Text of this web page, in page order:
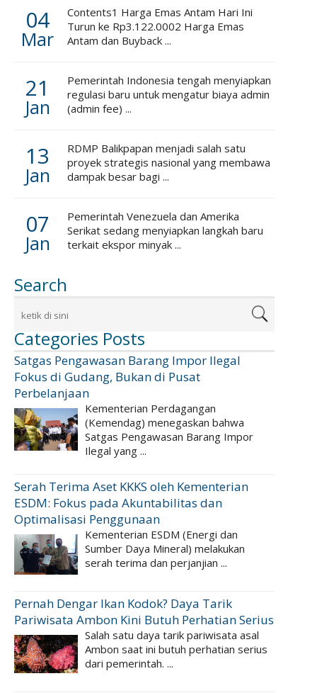
04
Mar
Contents1 Harga Emas Antam Hari Ini
Turun ke Rp3.122.0002 Harga Emas
Antam dan Buyback ...
21
Jan
Pemerintah Indonesia tengah menyiapkan
regulasi baru untuk mengatur biaya admin
(admin fee) ...
13
Jan
RDMP Balikpapan menjadi salah satu
proyek strategis nasional yang membawa
dampak besar bagi ...
07
Jan
Pemerintah Venezuela dan Amerika
Serikat sedang menyiapkan langkah baru
terkait ekspor minyak ...
Search
Categories Posts
Satgas Pengawasan Barang Impor Ilegal
Fokus di Gudang, Bukan di Pusat
Perbelanjaan
Kementerian Perdagangan
(Kemendag) menegaskan bahwa
Satgas Pengawasan Barang Impor
Ilegal yang ...
Serah Terima Aset KKKS oleh Kementerian
ESDM: Fokus pada Akuntabilitas dan
Optimalisasi Penggunaan
Kementerian ESDM (Energi dan
Sumber Daya Mineral) melakukan
serah terima dan perjanjian ...
Pernah Dengar Ikan Kodok? Daya Tarik
Pariwisata Ambon Kini Butuh Perhatian Serius
Salah satu daya tarik pariwisata asal
Ambon saat ini butuh perhatian serius
dari pemerintah. ...